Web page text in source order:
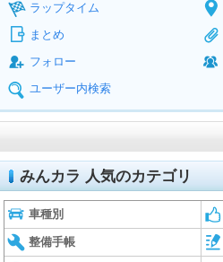
ラップタイム
まとめ
フォロー
ユーザー内検索
みんカラ 人気のカテゴリ
車種別
整備手帳